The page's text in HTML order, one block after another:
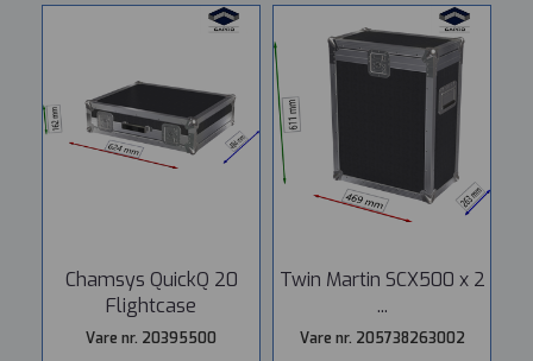
Chamsys QuickQ 20
Flightcase
Vare nr. 20395500
Twin Martin SCX500 x 2
...
Vare nr. 205738263002